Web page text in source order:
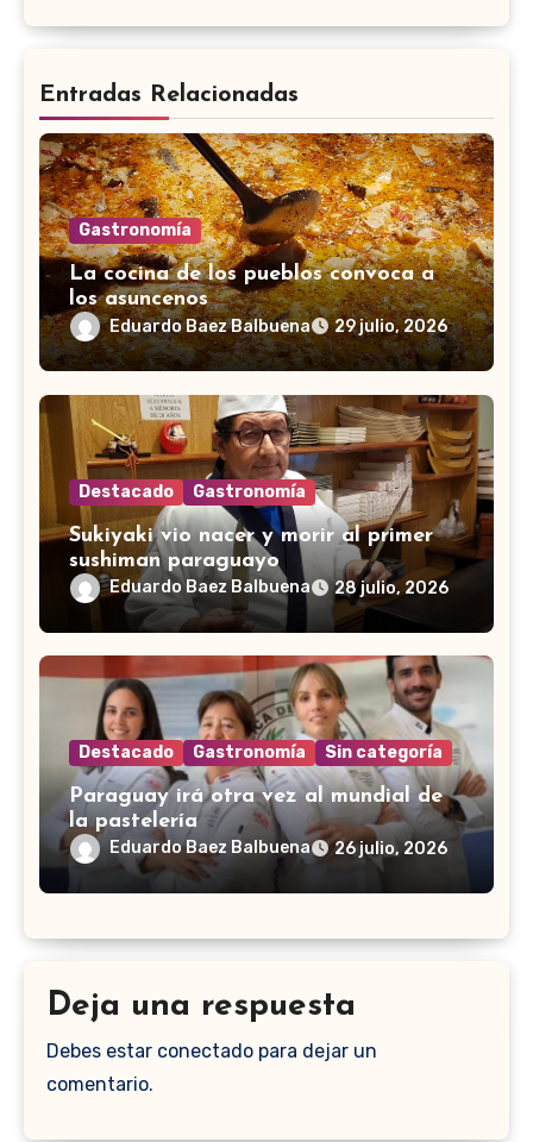
Entradas Relacionadas
Gastronomía
La cocina de los pueblos convoca a
los asuncenos
Eduardo Baez Balbuena 29 julio, 2026
Destacado Gastronomía
Sukiyaki vio nacer y morir al primer
sushiman paraguayo
Eduardo Baez Balbuena 28 julio, 2026
Destacado Gastronomía Sin categoría
Paraguay irá otra vez al mundial de
la pastelería
Eduardo Baez Balbuena 26 julio, 2026
Deja una respuesta
Debes estar conectado para dejar un
comentario.